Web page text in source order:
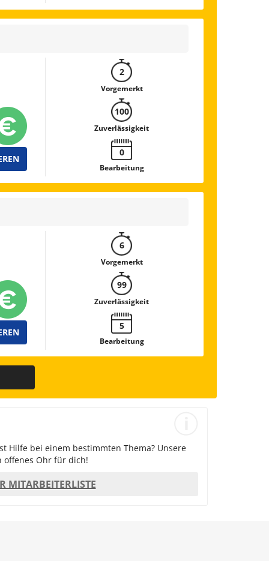
2
Vorgemerkt
100
Zuverlässigkeit
0
Bearbeitung
6
Vorgemerkt
99
Zuverlässigkeit
5
Bearbeitung
Hilfe bei einem bestimmten Thema? Unsere
Ohr für dich!
MITARBEITERLISTE